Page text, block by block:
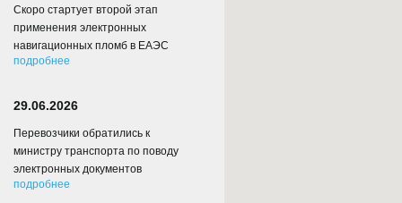
Скоро стартует второй этап
применения электронных
навигационных пломб в ЕАЭС
подробнее
29.06.2026
Перевозчики обратились к
министру транспорта по поводу
электронных документов
подробнее